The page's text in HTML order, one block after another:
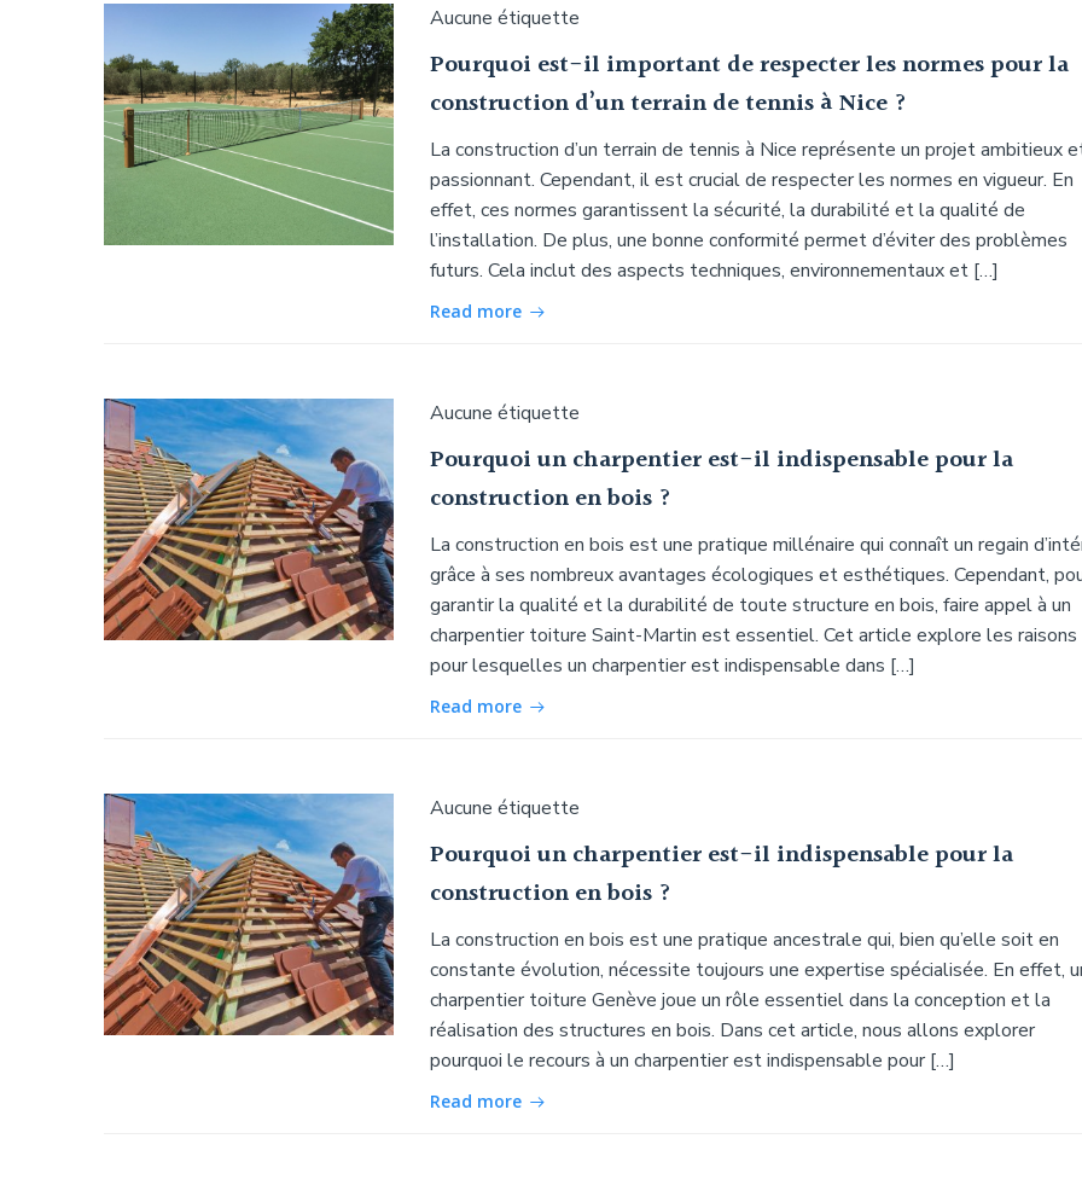
Aucune étiquette
Pourquoi est-il important de respecter les normes pour la
construction d’un terrain de tennis à Nice ?
La construction d’un terrain de tennis à Nice représente un projet ambitieux
passionnant. Cependant, il est crucial de respecter les normes en vigueur. En
effet, ces normes garantissent la sécurité, la durabilité et la qualité de
l’installation. De plus, une bonne conformité permet d’éviter des problèmes
futurs. Cela inclut des aspects techniques, environnementaux et […]
Read more
Aucune étiquette
Pourquoi un charpentier est-il indispensable pour la
construction en bois ?
La construction en bois est une pratique millénaire qui connaît un regain
grâce à ses nombreux avantages écologiques et esthétiques. Cependant,
garantir la qualité et la durabilité de toute structure en bois, faire appel à un
charpentier toiture Saint-Martin est essentiel. Cet article explore les raisons
pour lesquelles un charpentier est indispensable dans […]
Read more
Aucune étiquette
Pourquoi un charpentier est-il indispensable pour la
construction en bois ?
La construction en bois est une pratique ancestrale qui, bien qu’elle soit en
constante évolution, nécessite toujours une expertise spécialisée. En effet,
charpentier toiture Genève joue un rôle essentiel dans la conception et la
réalisation des structures en bois. Dans cet article, nous allons explorer
pourquoi le recours à un charpentier est indispensable pour […]
Read more